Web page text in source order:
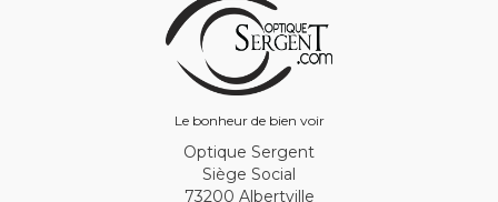
Le bonheur de bien voir
Optique Sergent
Siège Social
73200 Albertville